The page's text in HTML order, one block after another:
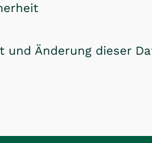
und Änderung dieser